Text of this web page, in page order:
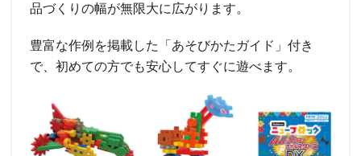
品づくりの幅が無限大に広がります。
豊富な作例を掲載した「あそびかたガイド」付き
で、初めての方でも安心してすぐに遊べます。